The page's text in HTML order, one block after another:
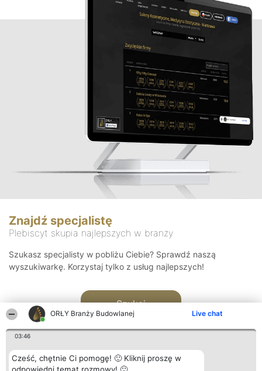
ORŁY Branży Budowlanej Live chat
03:46
Cześć, chętnie Ci pomogę! 🙂 Kliknij proszę w
Znajdź specjalistę
Plebiscyt skupia najlepszych w branży
Szukasz specjalisty w pobliżu Ciebie? Sprawdź naszą
wyszukiwarkę. Korzystaj tylko z usług najlepszych!
Szukaj